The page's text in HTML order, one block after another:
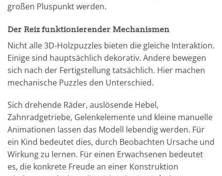
großen Pluspunkt werden.
Der Reiz funktionierender Mechanismen
Nicht alle 3D-Holzpuzzles bieten die gleiche Interaktion.
Einige sind hauptsächlich dekorativ. Andere bewegen
sich nach der Fertigstellung tatsächlich. Hier machen
mechanische Puzzles den Unterschied.
Sich drehende Räder, auslösende Hebel,
Zahnradgetriebe, Gelenkelemente und kleine manuelle
Animationen lassen das Modell lebendig werden. Für
ein Kind bedeutet dies, durch Beobachten Ursache und
Wirkung zu lernen. Für einen Erwachsenen bedeutet
es, die konkrete Freude an einer Konstruktion